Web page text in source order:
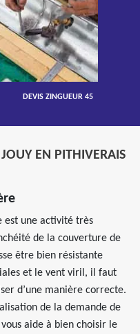
DEVIS ZINGUEUR 45
EN PITHIVERAIS
est une activité très
de la couverture de
être bien résistante
et le vent viril, il faut
d’une manière correcte.
de la demande de
aide à bien choisir le